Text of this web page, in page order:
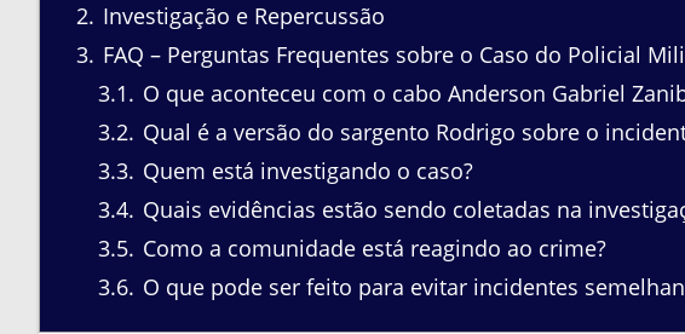
2 Investigação e Repercussão
3 FAQ – Perguntas Frequentes sobre o Caso do Policial
3.1
O que aconteceu com o cabo Anderson Gabriel
3.2 Qual é a versão do sargento Rodrigo sobre o
3.3 Quem está investigando o caso?
3.4 Quais evidências estão sendo coletadas na
3.5 Como a comunidade está reagindo ao crime?
3.6 O que pode ser feito para evitar incidentes